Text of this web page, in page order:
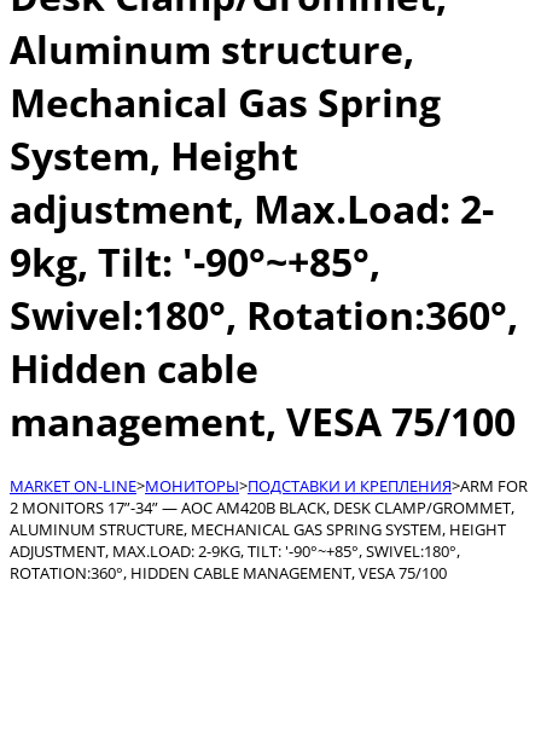
Aluminum structure,
Mechanical Gas Spring
System, Height
adjustment, Max.Load: 2-
9kg, Tilt: '-90°~+85°,
Swivel:180°, Rotation:360°,
Hidden cable
management, VESA 75/100
МАRКЕТ ON-LINE>МОНИТОРЫ>ПОДСТАВКИ И КРЕПЛЕНИЯ>ARM FOR
2 MONITORS 17”-34” — AOC AM420B BLACK, DESK CLAMP/GROMMET,
ALUMINUM STRUCTURE, MECHANICAL GAS SPRING SYSTEM, HEIGHT
ADJUSTMENT, MAX.LOAD: 2-9KG, TILT: '-90°~+85°, SWIVEL:180°,
ROTATION:360°, HIDDEN CABLE MANAGEMENT, VESA 75/100